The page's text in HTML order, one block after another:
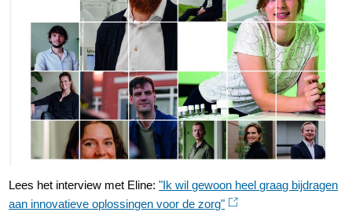
Lees het interview met Eline:"Ik wil gewoon heel graag bijdragen
aan innovatieve oplossingen voor de zorg"